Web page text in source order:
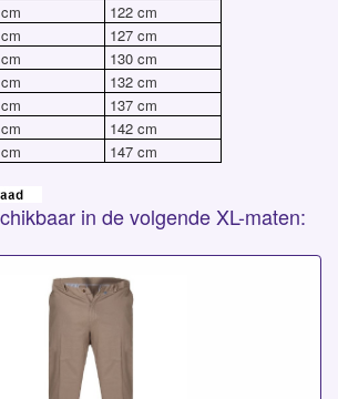
122 cm
127 cm
130 cm
132 cm
137 cm
142 cm
147 cm
in de volgende XL-maten: